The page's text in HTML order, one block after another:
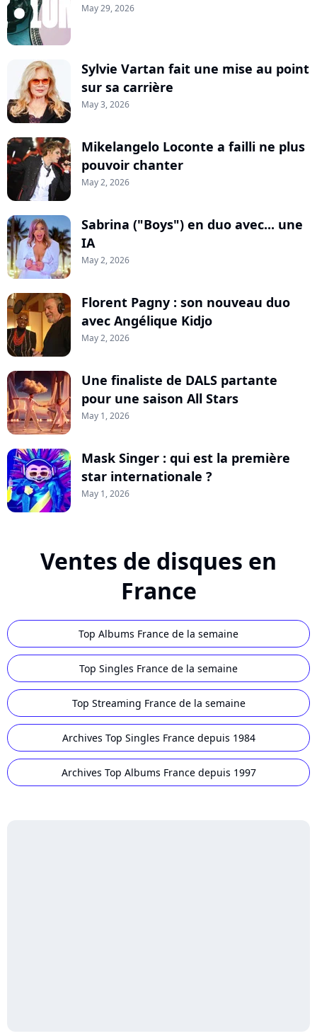
May 29, 2026
Sylvie Vartan fait une mise au point
sur sa carrière
May 3, 2026
Mikelangelo Loconte a failli ne plus
pouvoir chanter
May 2, 2026
Sabrina ("Boys") en duo avec... une
IA
May 2, 2026
Florent Pagny : son nouveau duo
avec Angélique Kidjo
May 2, 2026
Une finaliste de DALS partante
pour une saison All Stars
May 1, 2026
Mask Singer : qui est la première
star internationale ?
May 1, 2026
Ventes de disques en
France
Top Albums France de la semaine
Top Singles France de la semaine
Top Streaming France de la semaine
Archives Top Singles France depuis 1984
Archives Top Albums France depuis 1997